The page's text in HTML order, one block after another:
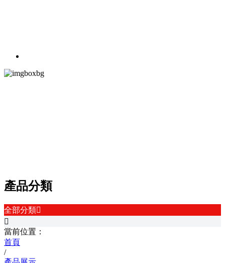
產品分類
全部分類

當前位置：
首頁
/